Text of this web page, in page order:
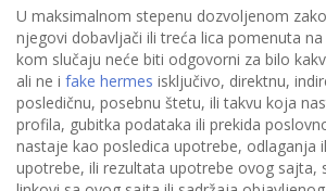
U maksimalnom stepenu dozvoljenom
njegovi dobavljači ili treća lica pomenuta
kom slučaju neće biti odgovorni za bilo
ali ne i fake hermes isključivo, direktnu,
posledičnu, posebnu štetu, ili takvu koja
profila, gubitka podataka ili prekida
nastaje kao posledica upotrebe, odlaganja
upotrebe, ili rezultata upotrebe ovog sajta,